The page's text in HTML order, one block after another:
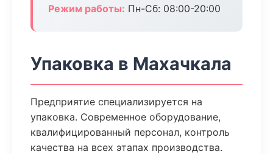
Режим работы: Пн-Сб: 08:00-20:00
Упаковка в Махачкала
Предприятие специализируется на
упаковка. Современное оборудование,
квалифицированный персонал, контроль
качества на всех этапах производства.